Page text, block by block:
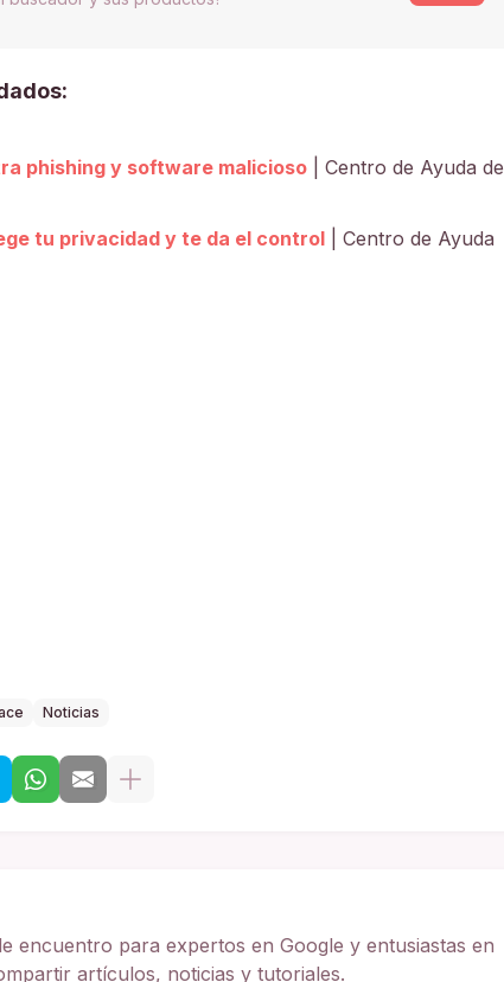
phishing y software malicioso | Centro de Ayuda de
tu privacidad y te da el control | Centro de Ayuda
Noticias
encuentro para expertos en Google y entusiastas en
artículos, noticias y tutoriales.